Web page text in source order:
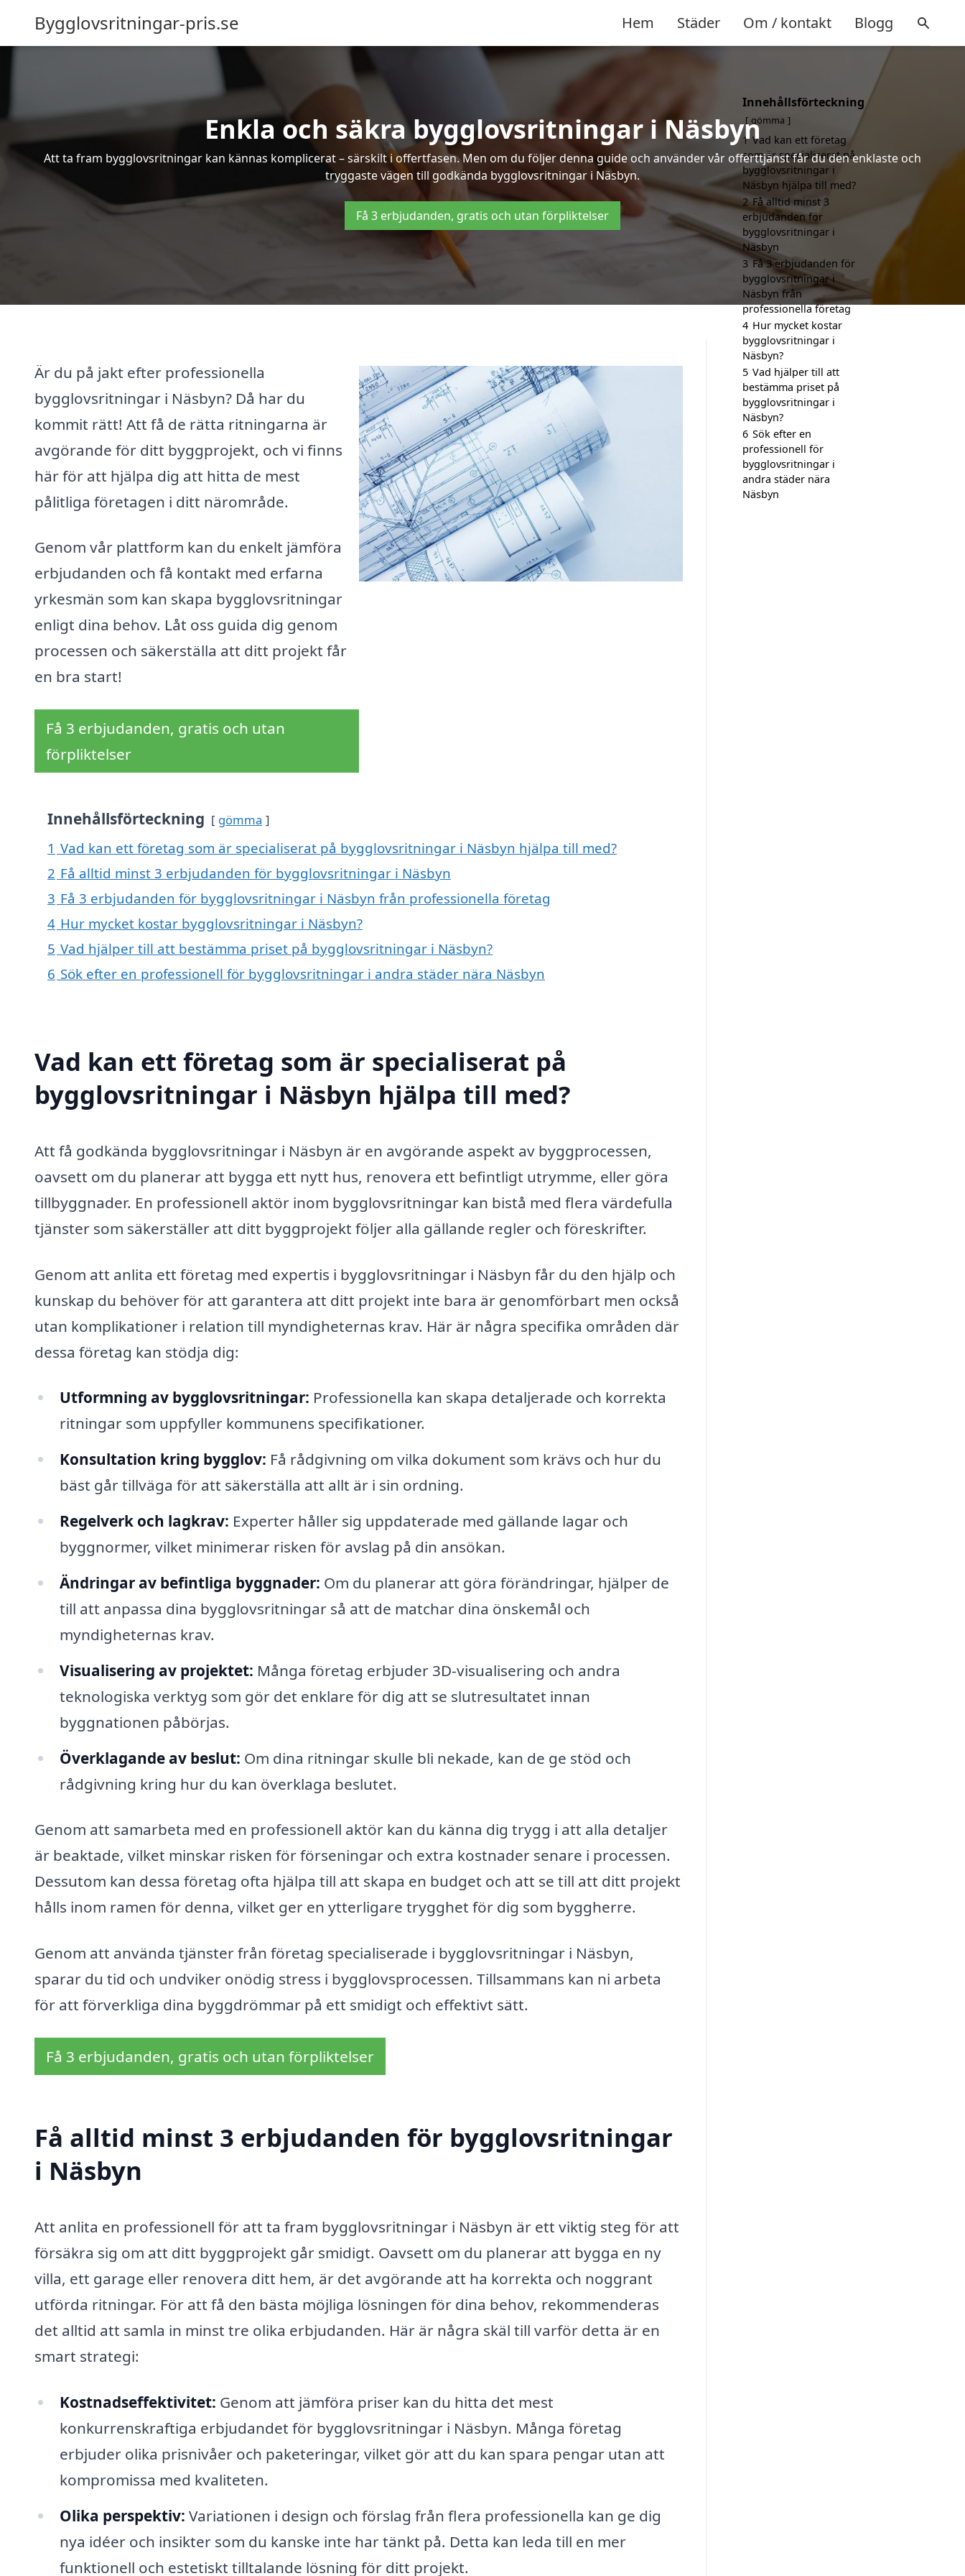
Bygglovsritningar-pris.se Hem Städer Om / kontakt Blogg
Enkla och säkra bygglovsritningar i Näsbyn
Att ta fram bygglovsritningar kan kännas komplicerat – särskilt i offertfasen. Men om du följer denna guide och använder vår offerttjänst får du den enklaste och
tryggaste vägen till godkända bygglovsritningar i Näsbyn.
Få 3 erbjudanden, gratis och utan förpliktelser
Är du på jakt efter professionella
bygglovsritningar i Näsbyn? Då har du
kommit rätt! Att få de rätta ritningarna är
avgörande för ditt byggprojekt, och vi finns
här för att hjälpa dig att hitta de mest
pålitliga företagen i ditt närområde.
Genom vår plattform kan du enkelt jämföra
erbjudanden och få kontakt med erfarna
yrkesmän som kan skapa bygglovsritningar
enligt dina behov. Låt oss guida dig genom
processen och säkerställa att ditt projekt får
en bra start!
Få 3 erbjudanden, gratis och utan
förpliktelser
Innehållsförteckning gömma
1 Vad kan ett företag som är specialiserat på bygglovsritningar i Näsbyn hjälpa till med?
2 Få alltid minst 3 erbjudanden för bygglovsritningar i Näsbyn
3 Få 3 erbjudanden för bygglovsritningar i Näsbyn från professionella företag
4 Hur mycket kostar bygglovsritningar i Näsbyn?
5 Vad hjälper till att bestämma priset på bygglovsritningar i Näsbyn?
6 Sök efter en professionell för bygglovsritningar i andra städer nära Näsbyn
Vad kan ett företag som är specialiserat på
bygglovsritningar i Näsbyn hjälpa till med?
Att få godkända bygglovsritningar i Näsbyn är en avgörande aspekt av byggprocessen,
oavsett om du planerar att bygga ett nytt hus, renovera ett befintligt utrymme, eller göra
tillbyggnader. En professionell aktör inom bygglovsritningar kan bistå med flera värdefulla
tjänster som säkerställer att ditt byggprojekt följer alla gällande regler och föreskrifter.
Genom att anlita ett företag med expertis i bygglovsritningar i Näsbyn får du den hjälp och
kunskap du behöver för att garantera att ditt projekt inte bara är genomförbart men också
utan komplikationer i relation till myndigheternas krav. Här är några specifika områden där
dessa företag kan stödja dig:
Utformning av bygglovsritningar: Professionella kan skapa detaljerade och korrekta
ritningar som uppfyller kommunens specifikationer.
Konsultation kring bygglov: Få rådgivning om vilka dokument som krävs och hur du
bäst går tillväga för att säkerställa att allt är i sin ordning.
Regelverk och lagkrav: Experter håller sig uppdaterade med gällande lagar och
byggnormer, vilket minimerar risken för avslag på din ansökan.
Ändringar av befintliga byggnader: Om du planerar att göra förändringar, hjälper de
till att anpassa dina bygglovsritningar så att de matchar dina önskemål och
myndigheternas krav.
Visualisering av projektet: Många företag erbjuder 3D-visualisering och andra
teknologiska verktyg som gör det enklare för dig att se slutresultatet innan
byggnationen påbörjas.
Överklagande av beslut: Om dina ritningar skulle bli nekade, kan de ge stöd och
rådgivning kring hur du kan överklaga beslutet.
Genom att samarbeta med en professionell aktör kan du känna dig trygg i att alla detaljer
är beaktade, vilket minskar risken för förseningar och extra kostnader senare i processen.
Dessutom kan dessa företag ofta hjälpa till att skapa en budget och att se till att ditt projekt
hålls inom ramen för denna, vilket ger en ytterligare trygghet för dig som byggherre.
Genom att använda tjänster från företag specialiserade i bygglovsritningar i Näsbyn,
sparar du tid och undviker onödig stress i bygglovsprocessen. Tillsammans kan ni arbeta
för att förverkliga dina byggdrömmar på ett smidigt och effektivt sätt.
Få 3 erbjudanden, gratis och utan förpliktelser
Få alltid minst 3 erbjudanden för bygglovsritningar
i Näsbyn
Att anlita en professionell för att ta fram bygglovsritningar i Näsbyn är ett viktig steg för att
försäkra sig om att ditt byggprojekt går smidigt. Oavsett om du planerar att bygga en ny
villa, ett garage eller renovera ditt hem, är det avgörande att ha korrekta och noggrant
utförda ritningar. För att få den bästa möjliga lösningen för dina behov, rekommenderas
det alltid att samla in minst tre olika erbjudanden. Här är några skäl till varför detta är en
smart strategi:
Kostnadseffektivitet: Genom att jämföra priser kan du hitta det mest
konkurrenskraftiga erbjudandet för bygglovsritningar i Näsbyn. Många företag
erbjuder olika prisnivåer och paketeringar, vilket gör att du kan spara pengar utan att
kompromissa med kvaliteten.
Olika perspektiv: Variationen i design och förslag från flera professionella kan ge dig
nya idéer och insikter som du kanske inte har tänkt på. Detta kan leda till en mer
funktionell och estetiskt tilltalande lösning för ditt projekt.
Innehållsförteckning
gömma
1 Vad kan ett företag
som är specialiserat på
bygglovsritningar i
Näsbyn hjälpa till med?
2 Få alltid minst 3
erbjudanden för
bygglovsritningar i
Näsbyn
3 Få 3 erbjudanden för
bygglovsritningar i
Näsbyn från
professionella företag
4 Hur mycket kostar
bygglovsritningar i
Näsbyn?
5 Vad hjälper till att
bestämma priset på
bygglovsritningar i
Näsbyn?
6 Sök efter en
professionell för
bygglovsritningar i
andra städer nära
Näsbyn